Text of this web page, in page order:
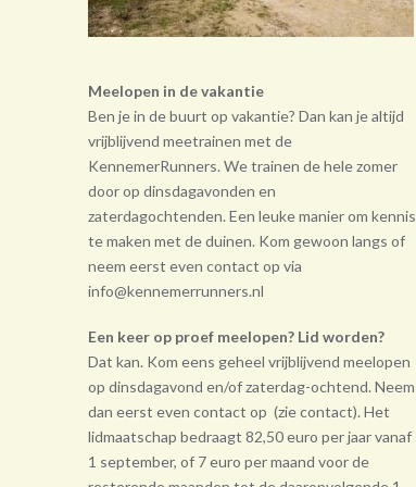
Meelopen in de vakantie
Ben je in de buurt op vakantie? Dan kan je altijd
vrijblijvend meetrainen met de
KennemerRunners. We trainen de hele zomer
door op dinsdagavonden en
zaterdagochtenden. Een leuke manier om kennis
te maken met de duinen. Kom gewoon langs of
neem eerst even contact op via
info@kennemerrunners.nl
Een keer op proef meelopen? Lid worden?
Dat kan. Kom eens geheel vrij­blijvend meelopen
op dinsdagavond en/of zaterdag-ochtend. Neem
dan eerst even contact op (zie contact). Het
lidmaatschap bedraagt 82,50 euro per jaar vanaf
1 september, of 7 euro per maand voor de